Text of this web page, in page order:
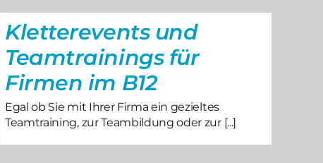
Kletterevents und
Teamtrainings für
Firmen im B12
Egal ob Sie mit Ihrer Firma ein gezieltes
Teamtraining, zur Teambildung oder zur [...]